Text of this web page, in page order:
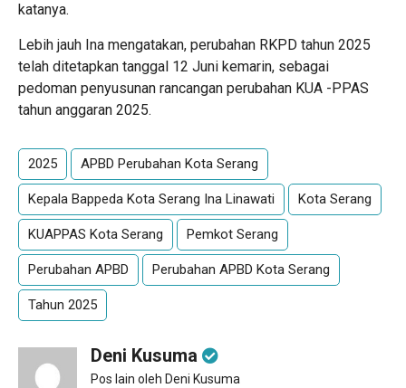
katanya.
Lebih jauh Ina mengatakan, perubahan RKPD tahun 2025
telah ditetapkan tanggal 12 Juni kemarin, sebagai
pedoman penyusunan rancangan perubahan KUA -PPAS
tahun anggaran 2025.
2025 APBD Perubahan Kota Serang
Kepala Bappeda Kota Serang Ina Linawati Kota Serang
KUAPPAS Kota Serang Pemkot Serang
Perubahan APBD Perubahan APBD Kota Serang
Tahun 2025
Deni Kusuma
Pos lain oleh Deni Kusuma